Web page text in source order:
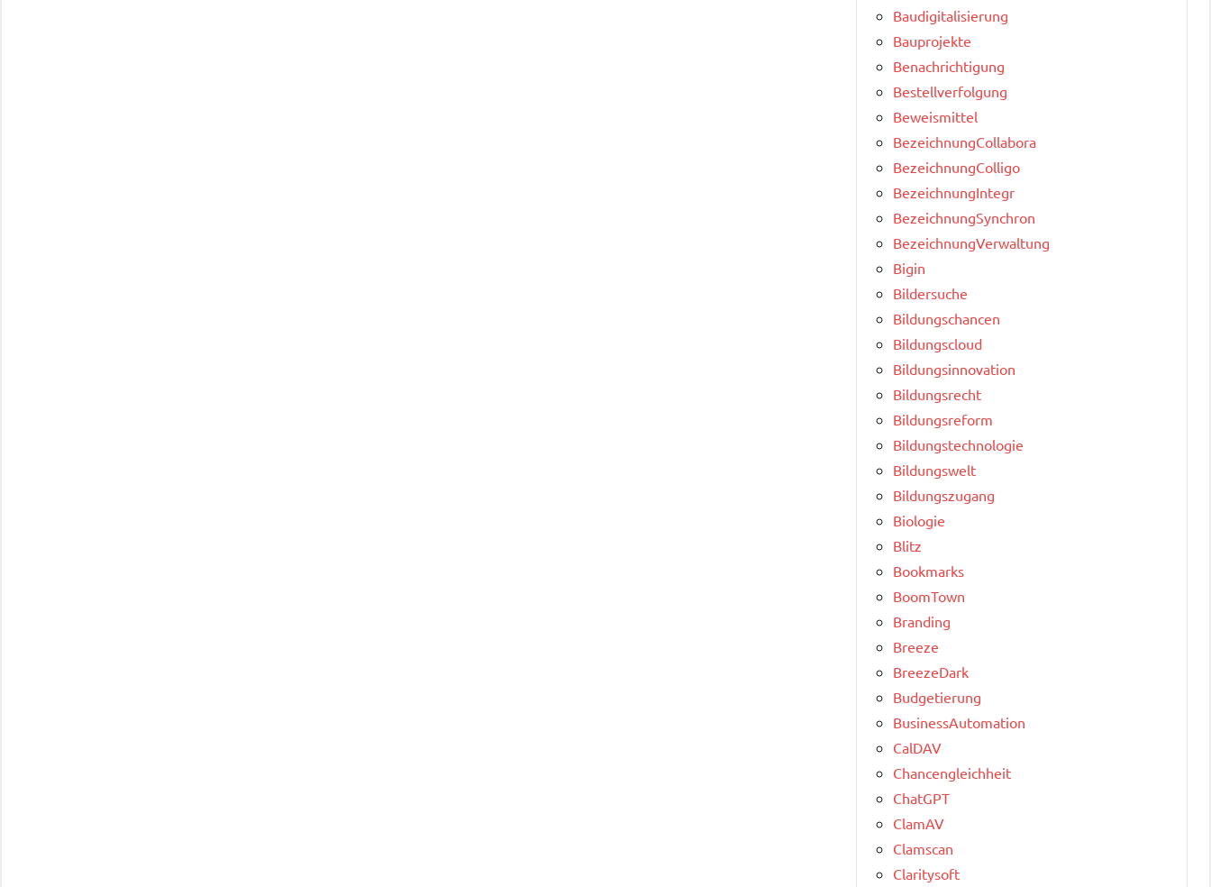
Baudigitalisierung
Bauprojekte
Benachrichtigung
Bestellverfolgung
Beweismittel
BezeichnungCollabora
BezeichnungColligo
BezeichnungIntegr
BezeichnungSynchron
BezeichnungVerwaltung
Bigin
Bildersuche
Bildungschancen
Bildungscloud
Bildungsinnovation
Bildungsrecht
Bildungsreform
Bildungstechnologie
Bildungswelt
Bildungszugang
Biologie
Blitz
Bookmarks
BoomTown
Branding
Breeze
BreezeDark
Budgetierung
BusinessAutomation
CalDAV
Chancengleichheit
ChatGPT
ClamAV
Clamscan
Claritysoft